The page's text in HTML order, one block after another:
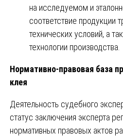
на исследуемом и
соответствие продукции
технических условий, а
технологии производства.
Нормативно-правовая база
клея
Деятельность судебного
статус заключения эксперта
нормативных правовых актов